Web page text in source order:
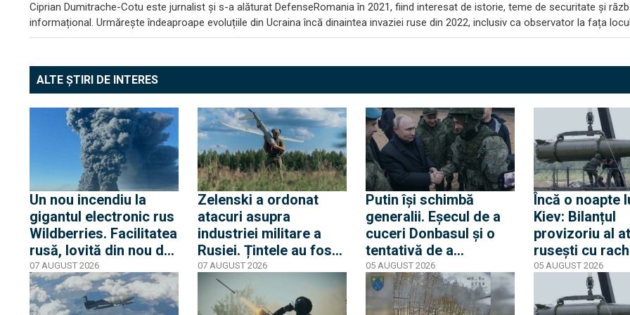
Ciprian Dumitrache-Cotu este jurnalist și s-a alăturat DefenseRomania în 2021, fiind interesat de istorie, teme de securitate și
informațional. Urmărește îndeaproape evoluțiile din Ucraina încă dinaintea invaziei ruse din 2022, inclusiv ca observator la fața
ALTE ȘTIRI DE INTERES
Un nou incendiu la
gigantul electronic rus
Wildberries. Facilitatea
rusă, lovită din nou de
drone ucrainene
07 AUGUST 2026
Zelenski a ordonat
atacuri asupra
industriei militare a
Rusiei. Țintele au fost
identificate iar
ucrainenii se
pregătesc să
07 AUGUST 2026
Putin își schimbă
generalii. Eșecul de a
cuceri Donbasul și o
tentativă de a
impulsiona invazia din
Ucraina au condus la
schimbări în
05 AUGUST 2026
Încă o noapte
Kiev: Bilanțul
provizoriu al
rusești cu
balistice și
indică 15 morți
răniți
05 AUGUST 2026